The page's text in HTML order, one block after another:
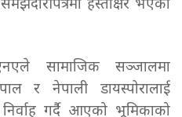
हस्ताक्षर भएको
सामाजिक सञ्जालमा
र नेपाली डायस्पोरालाई
गर्दै आएको भूमिकाको